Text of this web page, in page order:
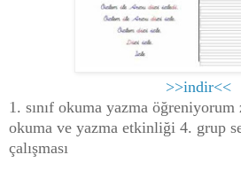
>>indir<<
1. sınıf okuma yazma
okuma ve yazma etkinliği 4. grup
çalışması